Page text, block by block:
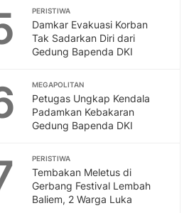
PERISTIWA
Damkar Evakuasi Korban
Tak Sadarkan Diri dari
Gedung Bapenda DKI
MEGAPOLITAN
Petugas Ungkap Kendala
Padamkan Kebakaran
Gedung Bapenda DKI
PERISTIWA
Tembakan Meletus di
Gerbang Festival Lembah
Baliem, 2 Warga Luka